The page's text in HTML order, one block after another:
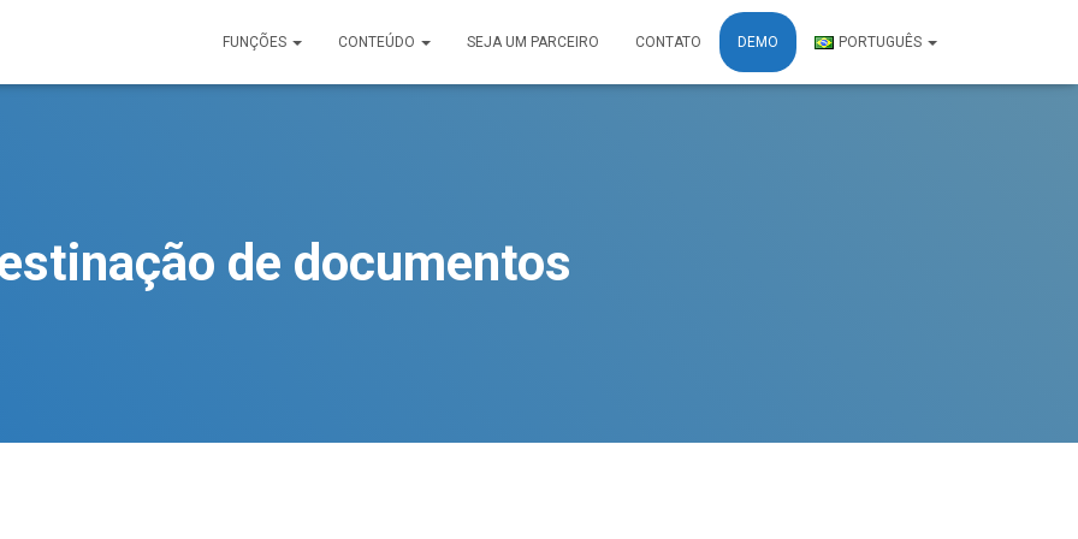
FUNÇÕES CONTEÚDO SEJA UM PARCEIRO CONTATO DEMO PORTUGUÊS
de documentos